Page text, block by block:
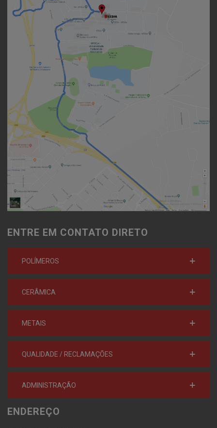
ENTRE EM CONTATO DIRETO
POLÍMEROS
CERÂMICA
METAIS
QUALIDADE / RECLAMAÇÕES
ADMINISTRAÇÃO
ENDEREÇO